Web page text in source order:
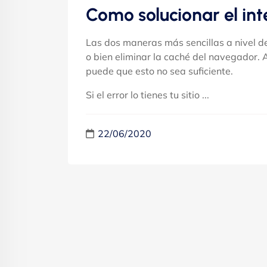
Como solucionar el
Las dos maneras más sencillas a nivel
o bien eliminar la caché del navegador.
puede que esto no sea suficiente.
Si el error lo tienes tu sitio ...
22/06/2020